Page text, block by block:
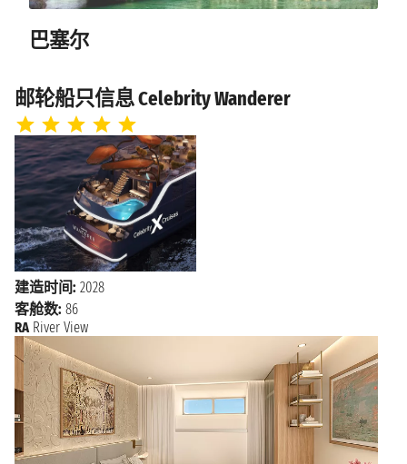
2028年5月18日星期四
上午6:00 - 下午12:01
2028年5月19日星期五
上午7:30 - n.d.
2028年5月20日星期六
n.d.
巴塞尔
邮轮船只信息 Celebrity Wanderer
建造时间: 2028
客舱数: 86
RA River View